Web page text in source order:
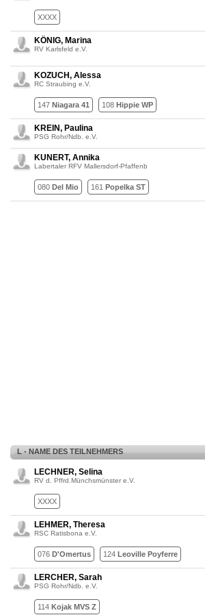
XXXX
KÖNIG, Marina
RV Karlsfeld e.V.
KOZUCH, Alessa
RC Straubing e.V.
147 Niagara 41 108 Hippie WP
KREIN, Paulina
PSG Rohr/Ndb. e.V.
KUNERT, Annika
Labertaler RFV Mallersdorf-Pfaffenb
080 Del Mio 161 Popelka ST
L - NAME DES TEILNEHMERS
LECHNER, Selina
RV d. Pffrd.Münchsmünster e.V.
XXXX
LEHMER, Theresa
RSC Ratisbona e.V.
076 D'Omertus 124 Leoville Poyferre
LERCHER, Sarah
PSG Rohr/Ndb. e.V.
114 Kojak MVS Z